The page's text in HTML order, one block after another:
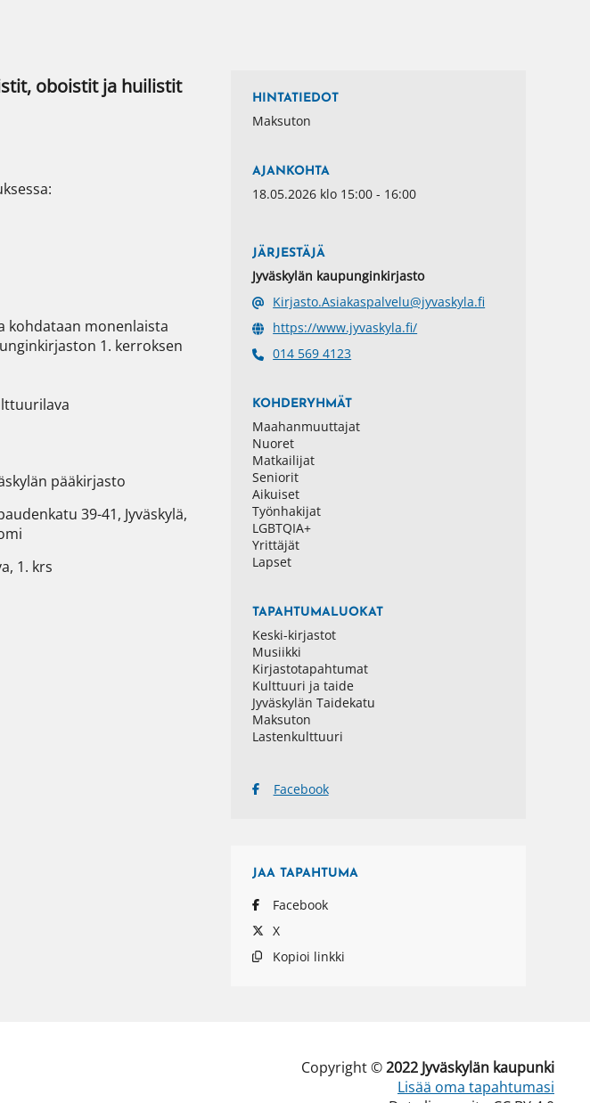
oboistit ja huilistit
kohdataan monenlaista
1. kerroksen
HINTATIEDOT
Maksuton
AJANKOHTA
18.05.2026 klo 15:00 - 16:00
JÄRJESTÄJÄ
Jyväskylän kaupunginkirjasto
Kirjasto.Asiakaspalvelu@jyvaskyla.fi
https://www.jyvaskyla.fi/
014 569 4123
KOHDERYHMÄT
Maahanmuuttajat
Nuoret
Matkailijat
Seniorit
Aikuiset
Työnhakijat
LGBTQIA+
Yrittäjät
Lapset
TAPAHTUMALUOKAT
Keski-kirjastot
Musiikki
Kirjastotapahtumat
Kulttuuri ja taide
Jyväskylän Taidekatu
Maksuton
Lastenkulttuuri
Facebook
JAA TAPAHTUMA
Facebook
X
Kopioi linkki
pääkirjasto
39-41, Jyväskylä,
1. krs
Copyright ©2022 Jyväskylän kaupunki
Lisää oma tapahtumasi